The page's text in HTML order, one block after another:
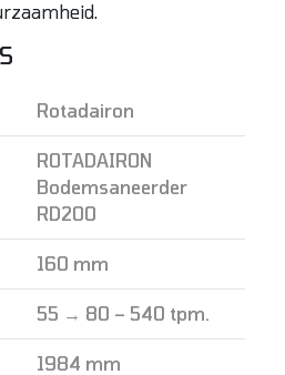
Rotadairon
ROTADAIRON
Bodemsaneerder
RD200
160 mm
55 → 80 – 540 tpm.
1984 mm